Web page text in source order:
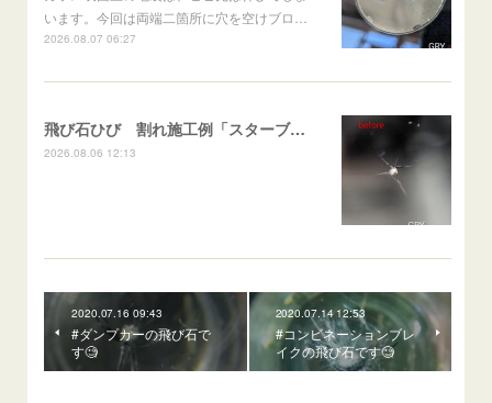
います。今回は両端二箇所に穴を空けブロ…
2026.08.07 06:27
飛び石ひび 割れ施工例「スターブレイク系」 フリード
2026.08.06 12:13
2020.07.16 09:43
#ダンプカーの飛び石で
す🧐
2020.07.14 12:53
#コンビネーションブレ
イクの飛び石です🧐